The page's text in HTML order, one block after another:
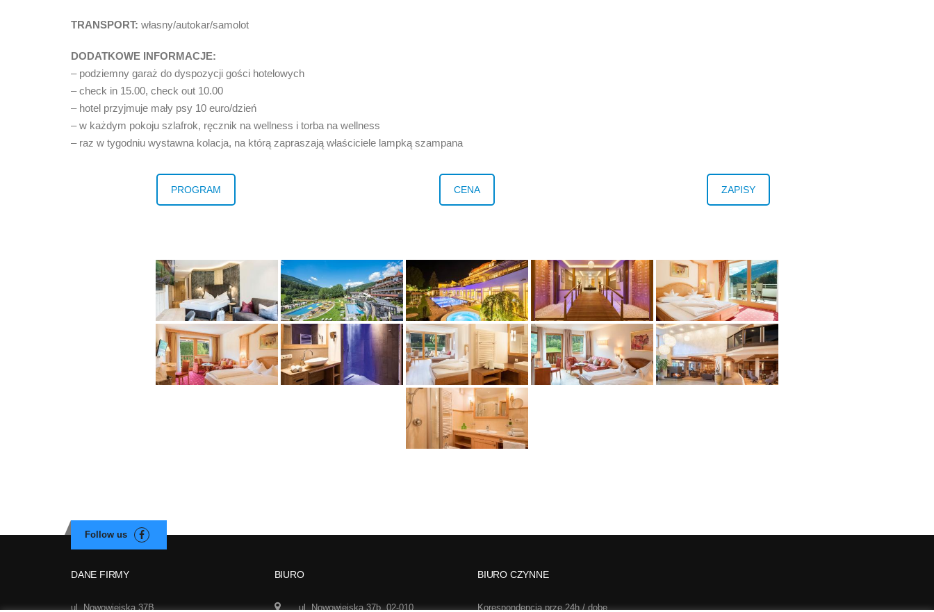
TRANSPORT: własny/autokar/samolot
DODATKOWE INFORMACJE:
– podziemny garaż do dyspozycji gości hotelowych
– check in 15.00, check out 10.00
– hotel przyjmuje mały psy 10 euro/dzień
– w każdym pokoju szlafrok, ręcznik na wellness i torba na wellness
– raz w tygodniu wystawna kolacja, na którą zapraszają właściciele lampką szampana
PROGRAM CENA ZAPISY
DANE FIRMY
ul. Nowowiejska 37B
BIURO
ul. Nowowiejska 37b, 02-010
BIURO CZYNNE
Korespondencja prze 24h / dobę,